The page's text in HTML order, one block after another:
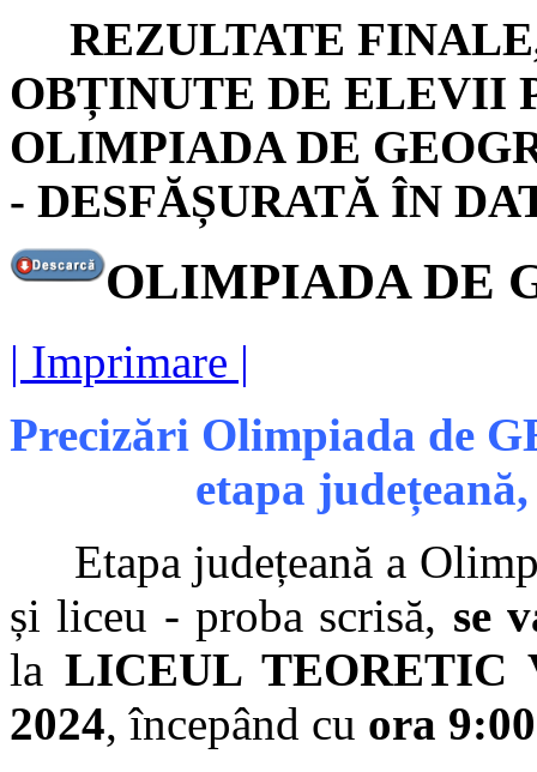
REZULTATE
OBȚINUTE DE ELEVII
OLIMPIADA DE
- DESFĂȘURATĂ ÎN
OLIMPIADA DE
| Imprimare |
Precizări Olimpiada de
etapa
Etapa județeană a
și liceu - proba scrisă, se
la LICEUL TEORETIC
2024, începând cu ora 9:00